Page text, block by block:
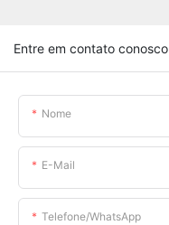
Entre em contato conosco
Nome
E-Mail
Telefone/WhatsApp